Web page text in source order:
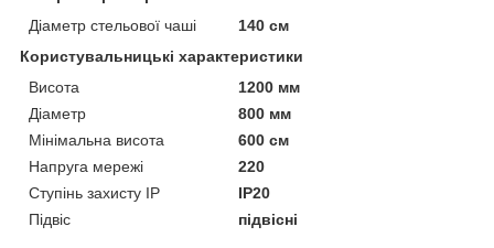
Діаметр стельової чаші
140 см
Користувальницькі характеристики
Висота
1200 мм
Діаметр
800 мм
Мінімальна висота
600 см
Напруга мережі
220
Ступінь захисту IP
IP20
Підвіс
підвісні